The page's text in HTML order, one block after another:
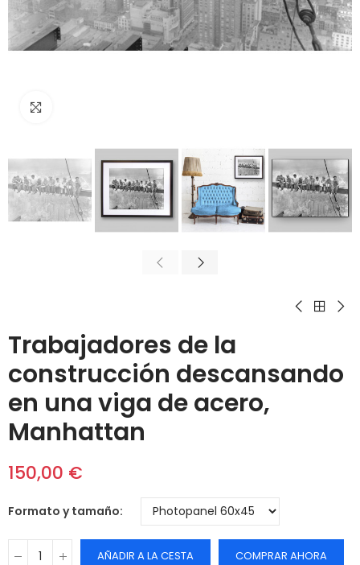
Trabajadores de la
construcción descansando
en una viga de acero,
Manhattan
150,00 €
Formato y tamaño
AÑADIR A LA CESTA COMPRAR AHORA